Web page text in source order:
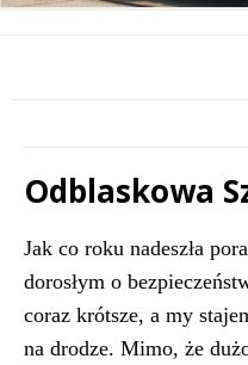
Odblaskowa
Treść
Jak co roku nadeszła
dorosłym o
coraz krótsze, a my
na drodze. Mimo, że